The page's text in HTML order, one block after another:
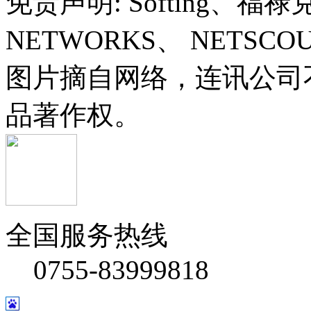
NETWORKS、
图片摘自网络，连讯公
品著作权。
全国服务热线
0755-83999818